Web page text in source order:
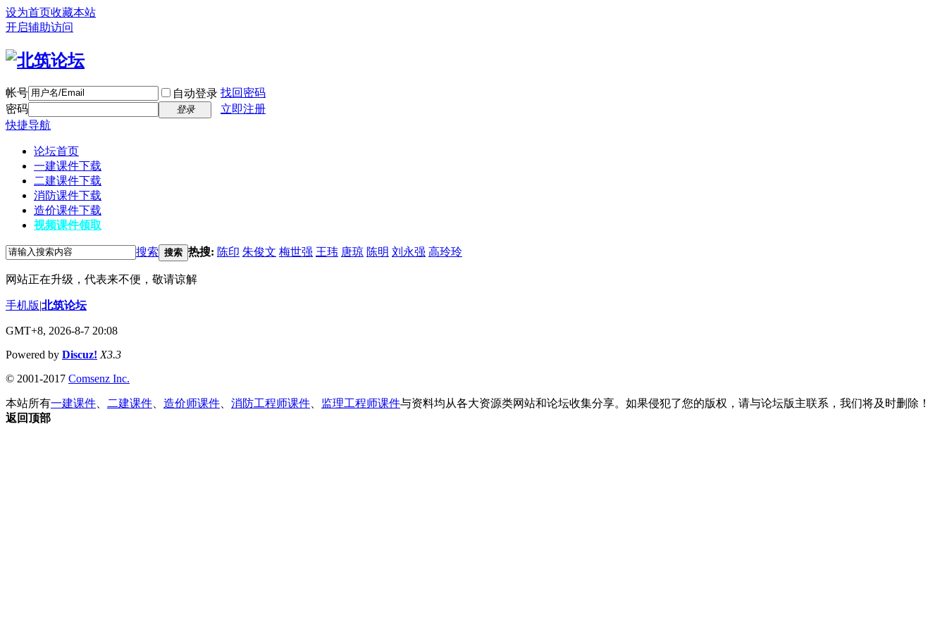
设为首页收藏本站
开启辅助访问
帐号 自动登录 找回密码
密码
登录
立即注册
快捷导航
论坛首页
一建课件下载
二建课件下载
消防课件下载
造价课件下载
视频课件领取
搜索 搜索 热搜: 陈印 朱俊文 梅世强 王玮 唐琼 陈明 刘永强 高玲玲
网站正在升级，代表来不便，敬请谅解
手机版|北筑论坛
GMT+8, 2026-8-7 20:08
Powered by Discuz! X3.3
© 2001-2017 Comsenz Inc.
本站所有一建课件 二建课件 造价师课件 消防工程师课件 监理工程师课件与资料均从各大资源类网站和论坛收集分享。如果侵犯了您的版权，请与论坛版主联系，我们将及时删除！
返回顶部